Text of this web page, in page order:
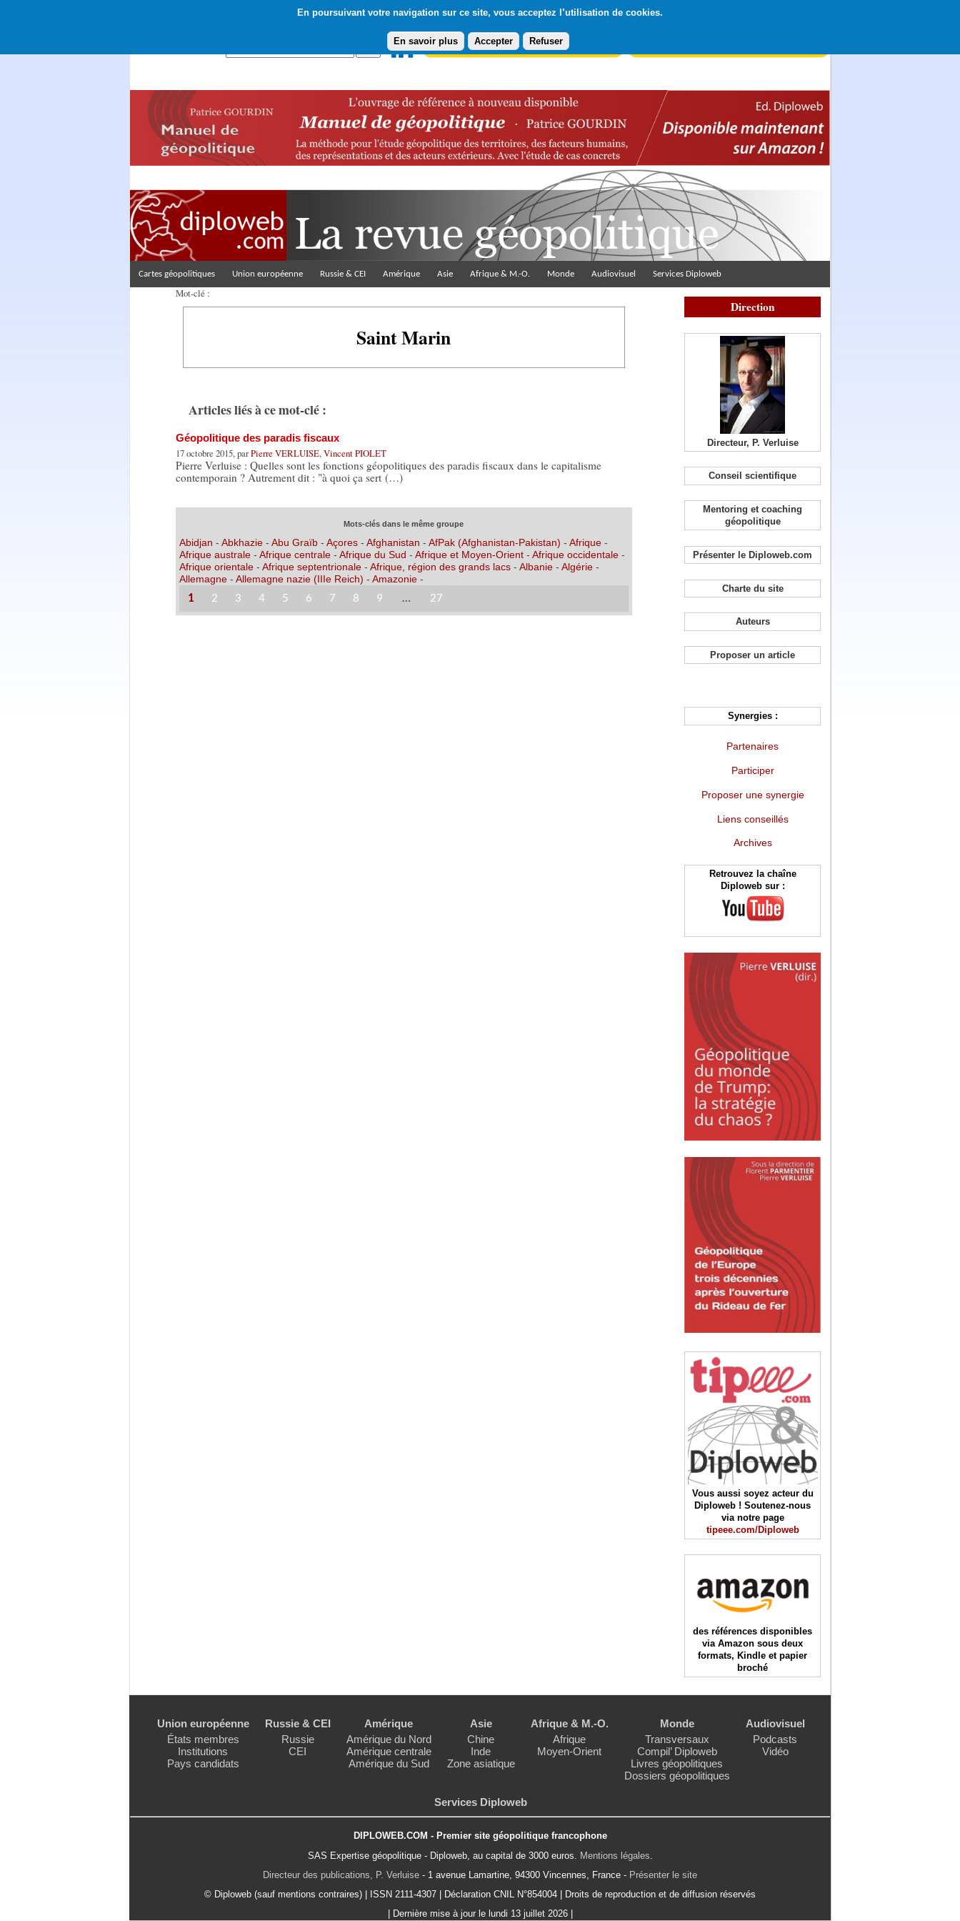
En poursuivant votre navigation sur ce site, vous acceptez l’utilisation de cookies.
En savoir plus Accepter Refuser
Abonnement gratuit à la Lettre du Diploweb
Cartes géopolitiques Union européenne Russie & CEI Amérique Asie Afrique & M.-O. Monde Audiovisuel Services Diploweb
Mot-clé :
Saint Marin
Articles liés à ce mot-clé :
Géopolitique des paradis fiscaux
17 octobre 2015, parPierre VERLUISE,Vincent PIOLET
Pierre Verluise : Quelles sont les fonctions géopolitiques des paradis fiscaux dans le capitalisme
contemporain ? Autrement dit : "à quoi ça sert (…)
Mots-clés dans le même groupe
Abidjan - Abkhazie- Abu Graïb- Açores- Afghanistan - AfPak (Afghanistan-Pakistan) - Afrique-
Afrique australe- Afrique centrale - Afrique du Sud - Afrique et Moyen-Orient - Afrique occidentale -
Afrique orientale - Afrique septentrionale - Afrique, région des grands lacs- Albanie - Algérie -
Allemagne - Allemagne nazie (IIIe Reich) - Amazonie-
1 2 3 4 5 6 7 8 9 … 27
Direction
Directeur, P. Verluise
Conseil scientifique
Mentoring et coaching
géopolitique
Présenter le Diploweb.com
Charte du site
Auteurs
Proposer un article
Synergies :
Partenaires
Participer
Proposer une synergie
Liens conseillés
Archives
Retrouvez la chaîne
Diploweb sur :
Vous aussi soyez acteur du
Diploweb ! Soutenez-nous
via notre page
tipeee.com/Diploweb
des références disponibles
via Amazon sous deux
formats, Kindle et papier
broché
Union européenne
États membres
Institutions
Pays candidats
Russie & CEI
Russie
CEI
Amérique
Amérique du Nord
Amérique centrale
Amérique du Sud
Asie
Chine
Inde
Zone asiatique
Afrique & M.-O.
Afrique
Moyen-Orient
Monde
Transversaux
Compil’ Diploweb
Livres géopolitiques
Dossiers géopolitiques
Audiovisuel
Podcasts
Vidéo
Services Diploweb
DIPLOWEB.COM - Premier site géopolitique francophone
SAS Expertise géopolitique - Diploweb, au capital de 3000 euros. Mentions légales
Directeur des publications, P. Verluise - 1 avenue Lamartine, 94300 Vincennes, France - Présenter le site
© Diploweb (sauf mentions contraires) | ISSN 2111-4307 | Déclaration CNIL N°854004 | Droits de reproduction et de diffusion réservés
| Dernière mise à jour le lundi 13 juillet 2026 |